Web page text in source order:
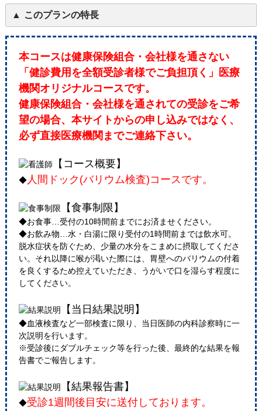
このプランの特長
本コースは健康保険組合・会社様を通さない
「健診費用を全額受診者様でご負担頂く」医療
機関オリジナルコースです。
健康保険組合・会社様を通されての受診をご希
望の場合、本サイトからの申し込みではなく、
必ず直接医療機関までご連絡下さい。
【コース概要】
◆人間ドック(バリウム検査)コースです。
【食事制限】
◆お食事…受付の10時間前までにお済ませください。
◆お飲み物…水・白湯に限り受付の1時間前までは飲水可。
脱水症状を防ぐため、少量の水分をこまめに摂取してくださ
い。それ以降に喉が渇いた際には、胃壁へのバリウムの付着
を良くするため控えていただき、うがいで口を湿らす程度に
してください。
【当日結果説明】
◆血液検査など一部検査に限り、当日医師の内科診察時に一
次説明を行います。
※受診後にダブルチェック等を行った後、最終的な結果を報
告書でご報告します。
【結果報告書】
◆受診1週間後目安に送付しております。